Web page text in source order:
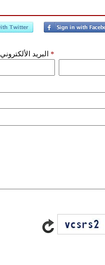
البريد الألكتروني *